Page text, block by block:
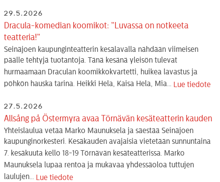
29.5.2026
Dracula-komedian koomikot: ”Luvassa on notkeeta
teatteria!”
Seinäjoen kaupunginteatterin kesälavalla nähdään viimeisen
päälle tehtyjä tuotantoja. Tänä kesänä yleisön tulevat
hurmaamaan Draculan koomikkokvartetti, huikea lavastus ja
pöhkön hauska tarina. Heikki Hela, Kaisa Hela, Mia...
Lue tiedote
27.5.2026
Allsång på Östermyra avaa Törnävän kesäteatterin kauden
Yhteislaulua vetää Marko Maunuksela ja säestää Seinäjoen
kaupunginorkesteri. Kesäkauden avajaisia vietetään sunnuntaina
7. kesäkuuta kello 18-19 Törnävän kesäteatterissa. Marko
Maunuksela lupaa rentoa ja mukavaa yhdessäoloa tuttujen
laulujen...
Lue tiedote